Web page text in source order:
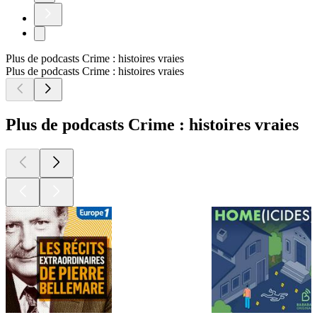
Plus de podcasts Crime : histoires vraies
Plus de podcasts Crime : histoires vraies
Plus de podcasts Crime : histoires vraies